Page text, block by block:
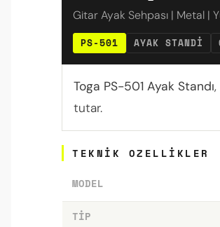
Gitar Ayak Sehpası | Metal |
PS-501 AYAK STANDI
Toga PS-501 Ayak Standı
tutar.
TEKNIK OZELLIKLER
MODEL
TIP